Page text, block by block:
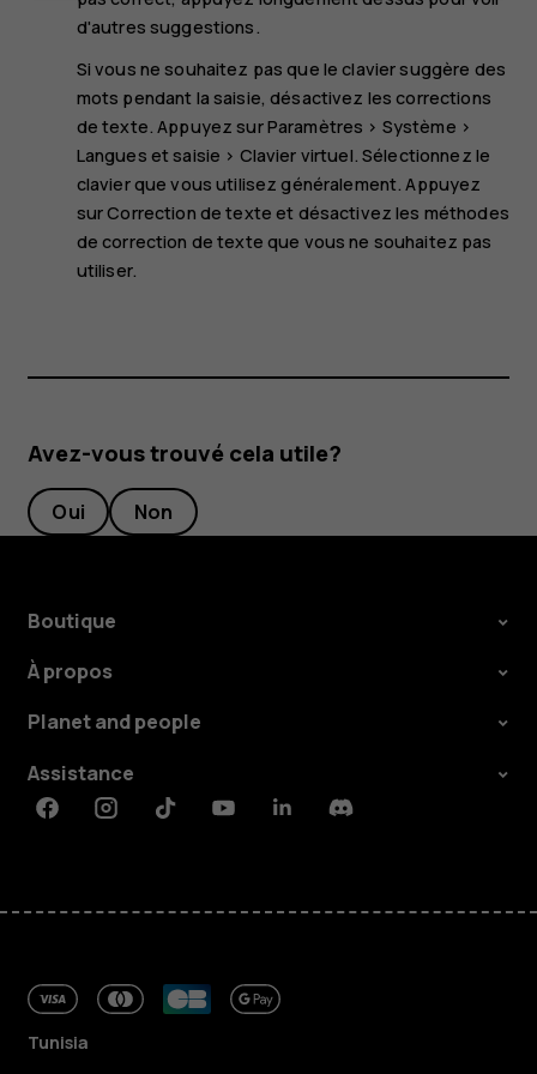
d'autres suggestions.
Si vous ne souhaitez pas que le clavier suggère des
mots pendant la saisie, désactivez les corrections
de texte. Appuyez surParamètres > Système >
Langues et saisie > Clavier virtuel. Sélectionnez le
clavier que vous utilisez généralement. Appuyez
surCorrection de texte et désactivez les méthodes
de correction de texte que vous ne souhaitez pas
utiliser.
Avez-vous trouvé cela utile?
Oui Non
Boutique
À propos
Planet and people
Assistance
FacebookInstagramTiktokYoutubeLinkedinDiscord
Tunisia